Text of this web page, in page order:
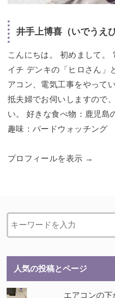
井手上博喜（いでうえ
こんにちは。 初めまして。
イチ デンキの「ヒロさん」
アコン、電気工事をやって
抵夫婦でお伺いしますので
い。 好きな食べ物：鹿児島
趣味：バードウォッチング
プロフィールを表示 →
人気の投稿とページ
エアコンの下